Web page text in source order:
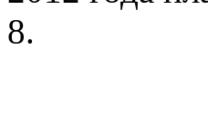
8.